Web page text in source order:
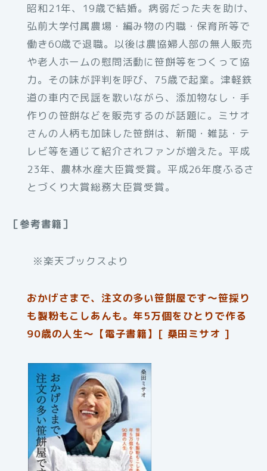
昭和21年、19歳で結婚。病弱だった夫を助け、
弘前大学付属農場・編み物の内職・保育所等で
働き60歳で退職。以後は農協婦人部の無人販売
や老人ホームの慰問活動に笹餅等をつくって協
力。その味が評判を呼び、75歳で起業。津軽鉄
道の車内で民謡を歌いながら、添加物なし・手
作りの笹餅などを販売するのが話題に。ミサオ
さんの人柄も加味した笹餅は、新聞・雑誌・テ
レビ等を通じて紹介されファンが増えた。平成
23年、農林水産大臣賞受賞。平成26年度ふるさ
とづくり大賞総務大臣賞受賞。
［参考書籍］
※楽天ブックスより
おかげさまで、注文の多い笹餅屋です〜笹採り
も製粉もこしあんも。年5万個をひとりで作る
90歳の人生〜【電子書籍】[ 桑田ミサオ ]